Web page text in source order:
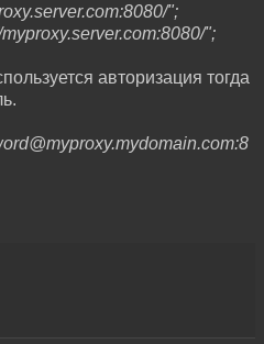
";
";
авторизация тогда